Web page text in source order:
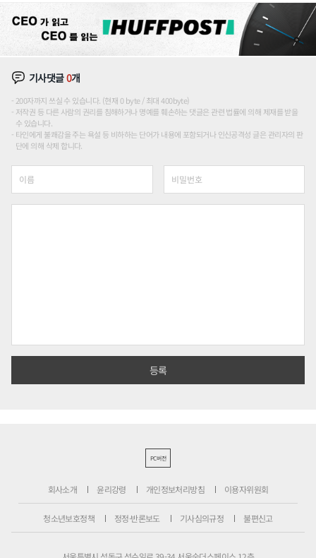
기사댓글0개
200자까지 쓰실 수 있습니다. (현재 0 byte / 최대 400byte)
저작권 등 다른 사람의 권리를 침해하거나 명예를 훼손하는 댓글은 관련 법률에 의해 제재를 받을
수 있습니다.
타인에게 불쾌감을 주는 욕설 등 비하하는 단어가 내용에 포함되거나 인신공격성 글은 관리자의 판
단에 의해 삭제 합니다.
PC버전
회사소개 윤리강령 개인정보처리방침 이용자위원회
청소년보호정책 정정·반론보도 기사심의규정 불편신고